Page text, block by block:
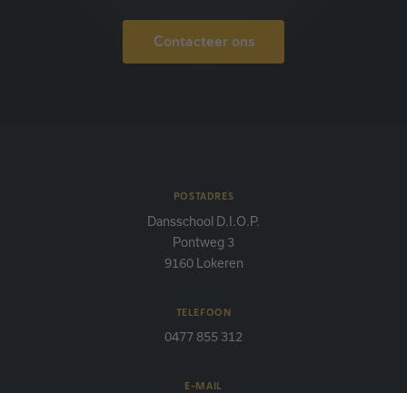
Contacteer ons
POSTADRES
Dansschool D.I.O.P.
Pontweg 3
9160 Lokeren
TELEFOON
0477 855 312
E-MAIL